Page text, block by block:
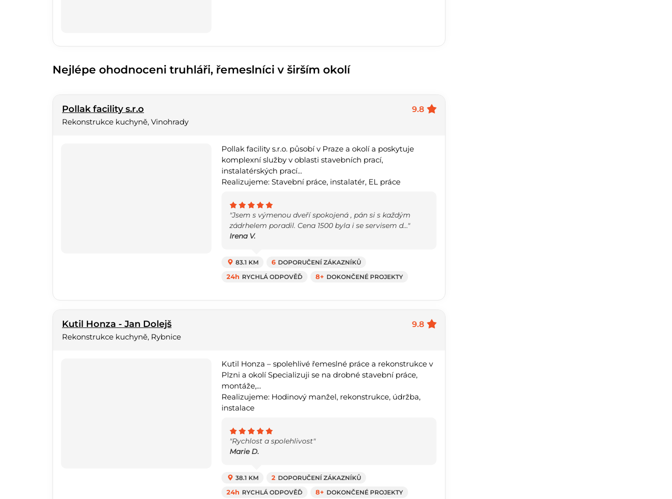
Nejlépe ohodnoceni truhláři, řemeslníci v širším okolí
Pollak facility s.r.o
9.8
Rekonstrukce kuchyně, Vinohrady
Pollak facility s.r.o. působí v Praze a okolí a poskytuje
komplexní služby v oblasti stavebních prací,
instalatérských prací...
Realizujeme: Stavební práce, instalatér, EL práce
"Jsem s výmenou dveří spokojená , pán si s každým
zádrhelem poradil. Cena 1500 byla i se servisem d..."
Irena V.
83.1 KM 6 DOPORUČENÍ ZÁKAZNÍKŮ
24h RYCHLÁ ODPOVĚĎ 8+ DOKONČENÉ PROJEKTY
Kutil Honza - Jan Dolejš
9.8
Rekonstrukce kuchyně, Rybnice
Kutil Honza – spolehlivé řemeslné práce a rekonstrukce v
Plzni a okolí Specializuji se na drobné stavební práce,
montáže,...
Realizujeme: Hodinový manžel, rekonstrukce, údržba,
instalace
"Rychlost a spolehlivost"
Marie D.
38.1 KM 2 DOPORUČENÍ ZÁKAZNÍKŮ
24h RYCHLÁ ODPOVĚĎ 8+ DOKONČENÉ PROJEKTY